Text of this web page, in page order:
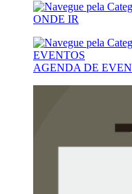
ONDE IR
AGENDA DE